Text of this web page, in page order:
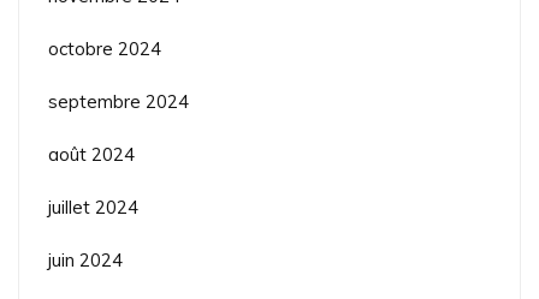
octobre 2024
septembre 2024
août 2024
juillet 2024
juin 2024